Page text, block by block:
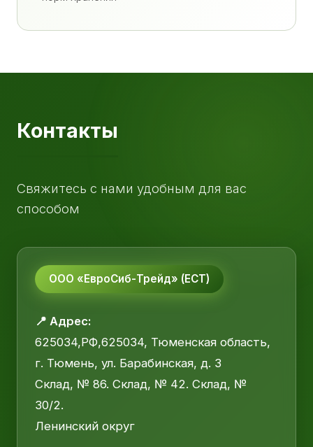
Контакты
Свяжитесь с нами удобным для вас
способом
ООО «ЕвроСиб-Трейд» (ЕСТ)
📍 Адрес:
625034,РФ,625034, Тюменская область,
г. Тюмень, ул. Барабинская, д. 3
Склад, № 86. Склад, № 42. Склад, №
30/2.
Ленинский округ